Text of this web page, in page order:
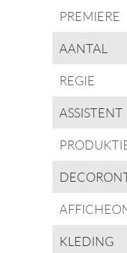
PREMIERE
AANTAL
REGIE
ASSISTENT
KLEDING